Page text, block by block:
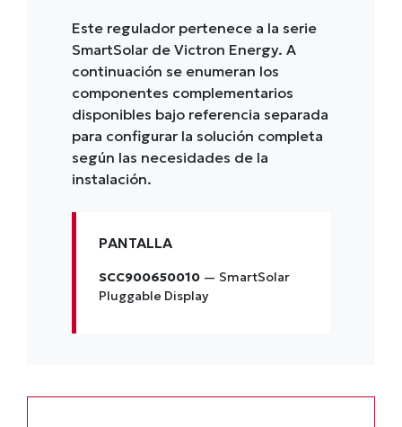
Este regulador pertenece a la serie
SmartSolar de Victron Energy. A
continuación se enumeran los
componentes complementarios
disponibles bajo referencia separada
para configurar la solución completa
según las necesidades de la
instalación.
PANTALLA
SCC900650010 — SmartSolar
Pluggable Display